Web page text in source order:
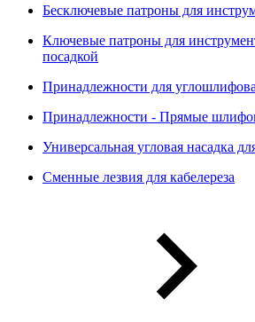
Бесключевые патроны для
Ключевые патроны для
посадкой
Принадлежности для
Принадлежности - Прямые
Универсальная угловая насадка
Сменные лезвия для кабелереза